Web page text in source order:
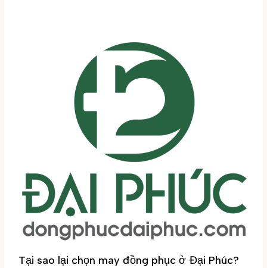
Tại sao lại chọn may đồng phục ở Đại Phúc?